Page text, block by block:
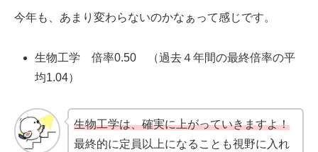
今年も、あまり変わらないのかなぁって感じです。
生物工学 倍率0.50 （過去４年間の最終倍率の平
均1.04）
生物工学は、確実に上がっていきますよ！
最終的に定員以上になることも視野に入れ